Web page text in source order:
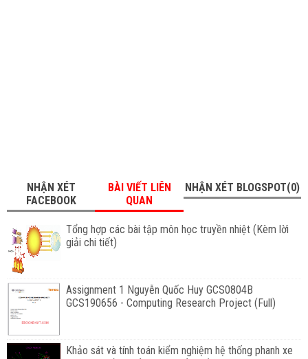
NHẬN XÉT
FACEBOOK
BÀI VIẾT LIÊN
QUAN
NHẬN XÉT BLOGSPOT(0)
Tổng hợp các bài tập môn học truyền nhiệt (Kèm lờì
giải chi tiết)
Assignment 1 Nguyễn Quốc Huy GCS0804B
GCS190656 - Computing Research Project (Full)
Khảo sát và tính toán kiểm nghiệm hệ thống phanh xe